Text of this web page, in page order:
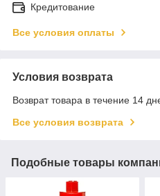
Кредитование
Все условия оплаты
Условия возврата
Возврат товара в течение 14
Все условия возврата
Подобные товары